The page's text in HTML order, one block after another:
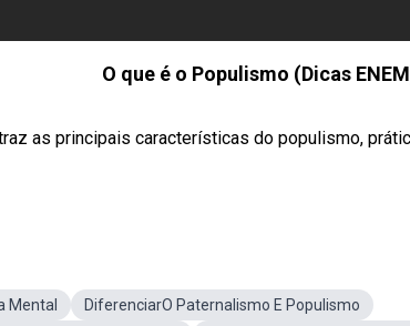
O que é o Populismo (Dicas
as principais características do populismo,
Mental
DiferenciarO Paternalismo E Populismo